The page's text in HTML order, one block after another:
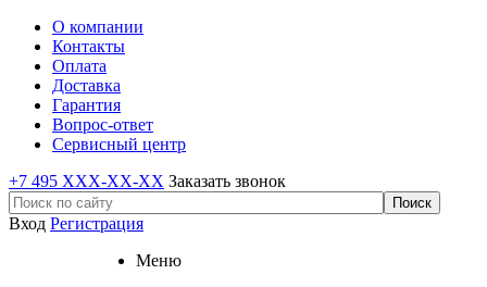
О компании
Контакты
Оплата
Доставка
Гарантия
Вопрос-ответ
Сервисный центр
+7 495 XXX-XX-XX Заказать звонок
Вход Регистрация
Меню